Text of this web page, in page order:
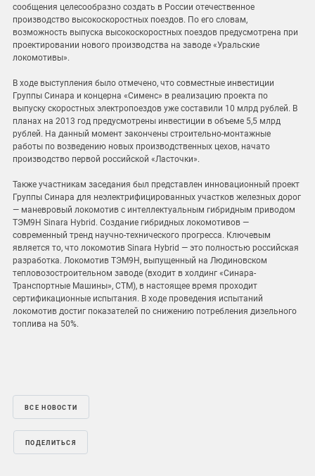
сообщения целесообразно создать в России отечественное
производство высокоскоростных поездов. По его словам,
возможность выпуска высокоскоростных поездов предусмотрена при
проектировании нового производства на заводе «Уральские
локомотивы».
В ходе выступления было отмечено, что совместные инвестиции
Группы Синара и концерна «Сименс» в реализацию проекта по
выпуску скоростных электропоездов уже составили 10 млрд рублей. В
планах на 2013 год предусмотрены инвестиции в объеме 5,5 млрд
рублей. На данный момент закончены строительно-монтажные
работы по возведению новых производственных цехов, начато
производство первой российской «Ласточки».
Также участникам заседания был представлен инновационный проект
Группы Синара для неэлектрифицированных участков железных дорог
— маневровый локомотив с интеллектуальным гибридным приводом
ТЭМ9H Sinara Hybrid. Создание гибридных локомотивов —
современный тренд научно-технического прогресса. Ключевым
является то, что локомотив Sinara Hybrid — это полностью российская
разработка. Локомотив ТЭМ9H, выпущенный на Людиновском
тепловозостроительном заводе (входит в холдинг «Синара-
Транспортные Машины», СТМ), в настоящее время проходит
сертификационные испытания. В ходе проведения испытаний
локомотив достиг показателей по снижению потребления дизельного
топлива на 50%.
ВСЕ НОВОСТИ
ПОДЕЛИТЬСЯ